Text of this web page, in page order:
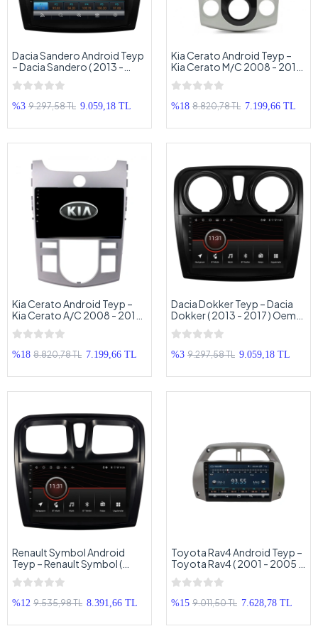
Dacia Sandero Android Teyp
– Dacia Sandero ( 2013 -
2017 ) Oem Android
Multimedya – Dacia Sandero
Android Double Teyp
%3 9.297,58 TL 9.059,18 TL
Kia Cerato Android Teyp –
Kia Cerato M/C 2008 - 2012
Oem Android Multimedya –
Kia Cerato Android Double
Teyp
%18 8.820,78 TL 7.199,66 TL
Kia Cerato Android Teyp –
Kia Cerato A/C 2008 - 2012
Oem Android Multimedya –
Kia Cerato Android Double
Teyp
%18 8.820,78 TL 7.199,66 TL
Dacia Dokker Teyp – Dacia
Dokker ( 2013 - 2017 ) Oem
Android Multimedya – Dacia
Dokker Android Double Teyp
%3 9.297,58 TL 9.059,18 TL
Renault Symbol Android
Teyp – Renault Symbol (
2013 - 2020 ) Oem Android
Multimedya – Renault
Symbol Android Double
Teyp
%12 9.535,98 TL 8.391,66 TL
Toyota Rav4 Android Teyp –
Toyota Rav4 ( 2001 - 2005 )
Oem Android Multimedya –
Toyota Rav4 Android Double
Teyp
%15 9.011,50 TL 7.628,78 TL